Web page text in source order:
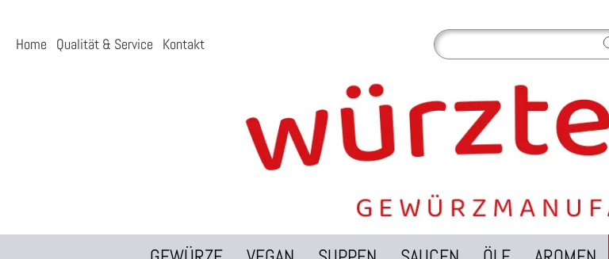
Home Qualität & Service Kontakt